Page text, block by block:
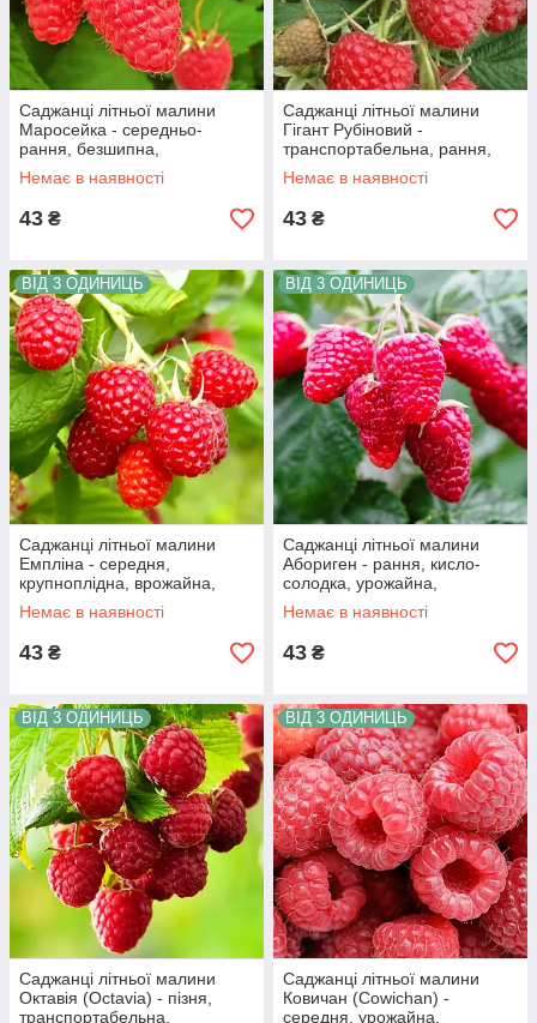
Саджанці літньої малини
Маросейка - середньо-
рання, безшипна,
крупноплідна, солодка
Немає в наявності
43 ₴
Саджанці літньої малини
Гігант Рубіновий -
транспортабельна, рання,
крупноплідна, безколючкова
Немає в наявності
43 ₴
ВІД 3 ОДИНИЦЬ
Саджанці літньої малини
Емпліна - середня,
крупноплідна, врожайна,
безколючкова
Немає в наявності
43 ₴
ВІД 3 ОДИНИЦЬ
Саджанці літньої малини
Абориген - рання, кисло-
солодка, урожайна,
безколючкова
Немає в наявності
43 ₴
ВІД 3 ОДИНИЦЬ
Саджанці літньої малини
Октавія (Octavia) - пізня,
транспортабельна,
ВІД 3 ОДИНИЦЬ
Саджанці літньої малини
Ковичан (Cowichan) -
середня, урожайна,